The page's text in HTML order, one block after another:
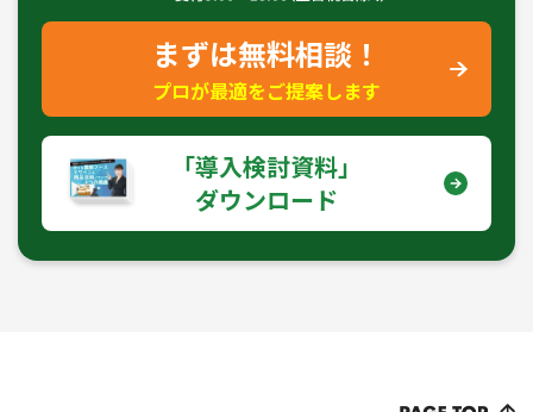
まずは無料相談！
プロが最適をご提案します
｢導入検討資料｣
ダウンロード